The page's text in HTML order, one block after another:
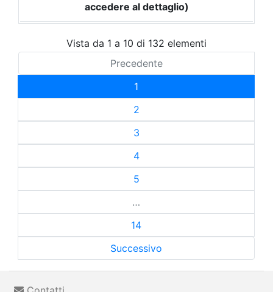
accedere al dettaglio)
Vista da 1 a 10 di 132 elementi
Precedente
1
2
3
4
5
…
14
Successivo